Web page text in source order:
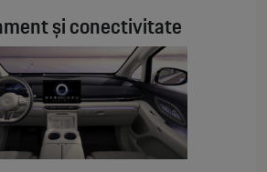
și conectivitate